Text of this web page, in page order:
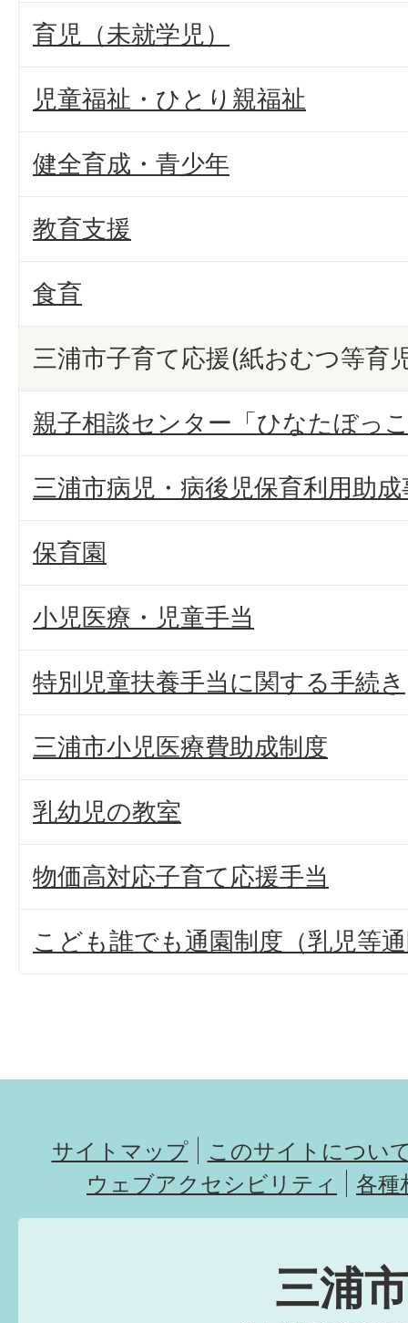
育児（未就学児）
児童福祉・ひとり親福祉
健全育成・青少年
教育支援
食育
三浦市子育て応援(紙おむつ等育
親子相談センター「ひなたぼっ
三浦市病児・病後児保育利用助
保育園
小児医療・児童手当
特別児童扶養手当に関する手続き
三浦市小児医療費助成制度
乳幼児の教室
物価高対応子育て応援手当
こども誰でも通園制度（乳児等
サイトマップ
このサイトについ
ウェブアクセシビリティ
各種
三浦市